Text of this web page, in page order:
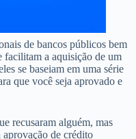
de bancos públicos bem
facilitam a aquisição de um
se baseiam em uma série
que você seja aprovado e
recusaram alguém, mas
de crédito